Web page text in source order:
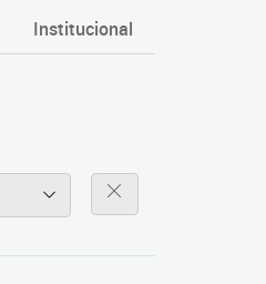
Institucional